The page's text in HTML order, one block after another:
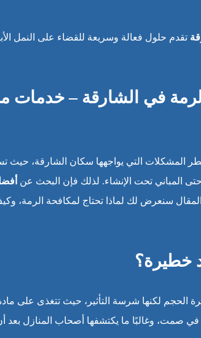
تقدم حلول فعالة وسريعة للقضاء على النمل
في الشارقة – خدمات
المشكلات التي يواجهها سكان الشارقة، حيث
المباني تحت الإنشاء. لذلك فإن البحث عن
سنعرض لك لماذا تحتاج لمكافحة الرمة،
خطيرة؟
الحجم لكنها شرسة التأثير، حيث تتغذى على
في صمت، وغالبًا ما يكتشفها أصحاب المنازل بعد